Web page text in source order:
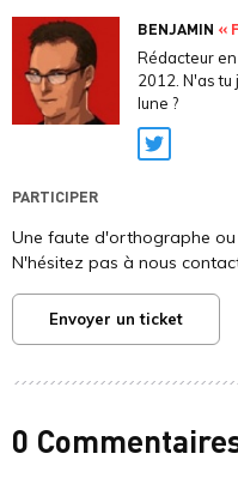
BENJAMIN «
Rédacteur
2012. N'as
lune ?
Twitter
PARTICIPER
Une faute d'orthographe ou
N'hésitez pas à nous
Envoyer un ticket
0